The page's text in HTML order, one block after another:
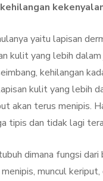
yaitu lapisan
kulit yang lebih
kehilangan
kulit yang lebih
akan terus menipis.
tipis dan tidak lagi
dimana fungsi dari
muncul keriput,
26, 2021